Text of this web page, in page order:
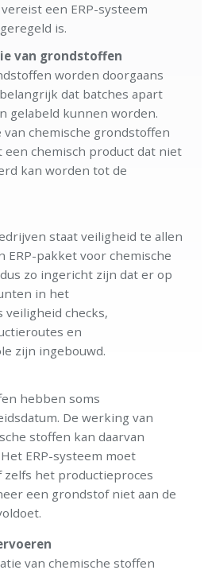
een ERP-systeem
is.
van grondstoffen
worden doorgaans
dat batches apart
gelabeld kunnen worden.
chemische grondstoffen
een chemisch product dat niet
kan worden tot de
staat veiligheid te allen
ERP-pakket voor chemische
zo ingericht zijn dat er op
in het
veiligheid checks,
en
zijn ingebouwd.
hebben soms
De werking van
stoffen kan daarvan
ERP-systeem moet
zelfs het productieproces
een grondstof niet aan de
van chemische stoffen